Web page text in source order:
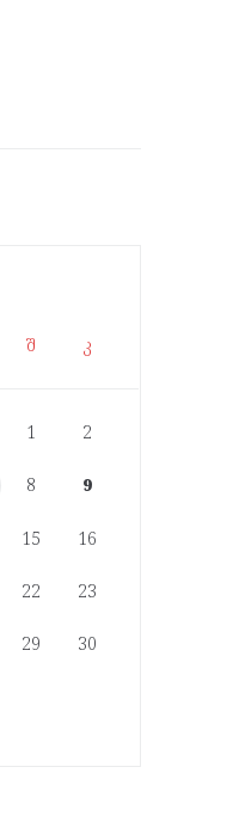
შ კ
1 2
8 9
15 16
22 23
29 30